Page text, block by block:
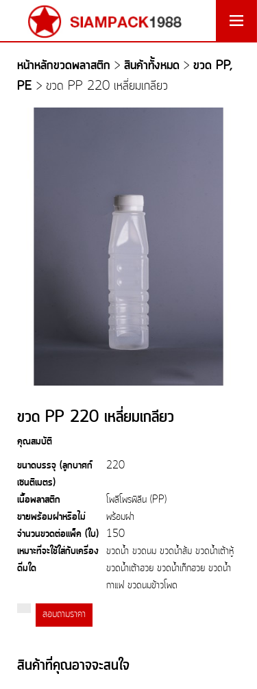
หน้าหลักขวดพลาสติก > สินค้าทั้งหมด > ขวด PP,
PE > ขวด PP 220 เหลี่ยมเกลียว
ขวด PP 220 เหลี่ยมเกลียว
คุณสมบัติ
ขนาดบรรจุ (ลูกบาศก์
เซนติเมตร)
220
เนื้อพลาสติก โพลีโพรพิลีน (PP)
ขายพร้อมฝาหรือไม่ พร้อมฝา
จำนวนขวดต่อแพ็ค (ใบ) 150
เหมาะที่จะใช้ใส่กับเครื่อง
ดื่มใด
ขวดน้ำ ขวดนม ขวดน้ำส้ม ขวดน้ำเต้าหู้
ขวดน้ำเต้าฮวย ขวดน้ำเก๊กฮวย ขวดน้ำ
กาแฟ ขวดนมข้าวโพด
สอบถามราคา
สินค้าที่คุณอาจจะสนใจ